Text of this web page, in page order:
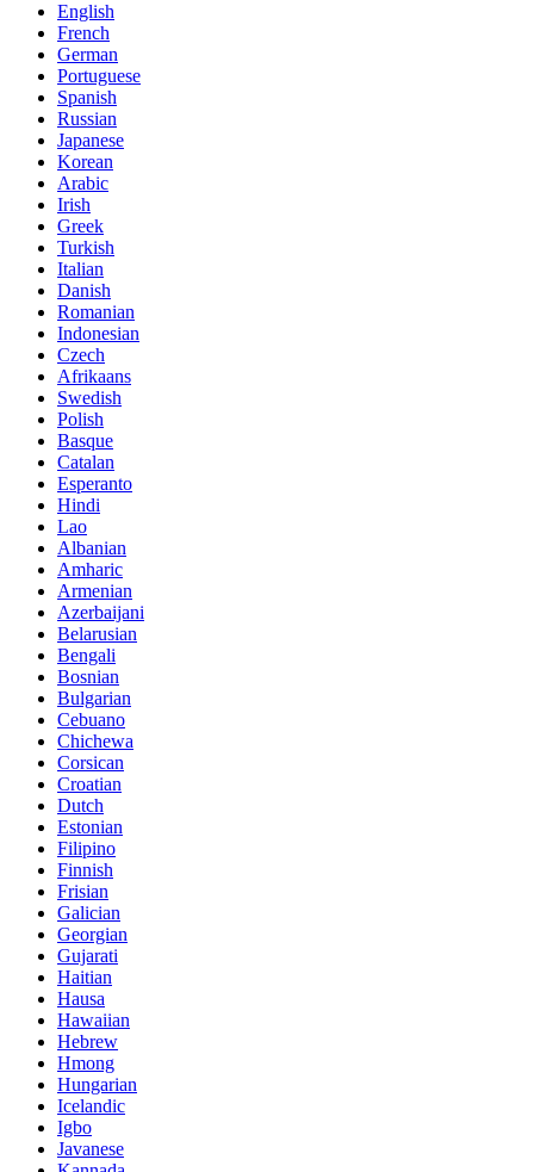
English
French
German
Portuguese
Spanish
Russian
Japanese
Korean
Arabic
Irish
Greek
Turkish
Italian
Danish
Romanian
Indonesian
Czech
Afrikaans
Swedish
Polish
Basque
Catalan
Esperanto
Hindi
Lao
Albanian
Amharic
Armenian
Azerbaijani
Belarusian
Bengali
Bosnian
Bulgarian
Cebuano
Chichewa
Corsican
Croatian
Dutch
Estonian
Filipino
Finnish
Frisian
Galician
Georgian
Gujarati
Haitian
Hausa
Hawaiian
Hebrew
Hmong
Hungarian
Icelandic
Igbo
Javanese